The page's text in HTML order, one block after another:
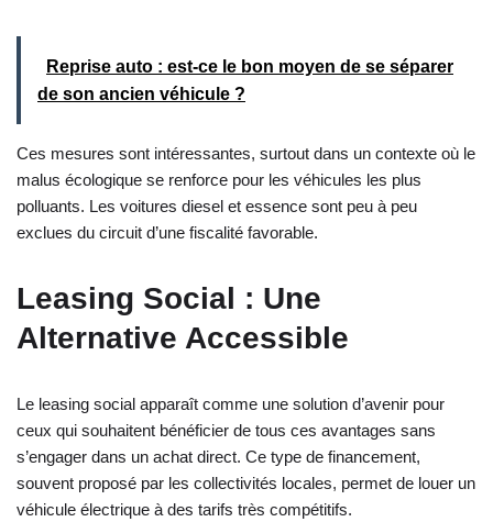
Reprise auto : est-ce le bon moyen de se séparer
de son ancien véhicule ?
Ces mesures sont intéressantes, surtout dans un contexte où le
malus écologique se renforce pour les véhicules les plus
polluants. Les voitures diesel et essence sont peu à peu
exclues du circuit d’une fiscalité favorable.
Leasing Social : Une
Alternative Accessible
Le leasing social apparaît comme une solution d’avenir pour
ceux qui souhaitent bénéficier de tous ces avantages sans
s’engager dans un achat direct. Ce type de financement,
souvent proposé par les collectivités locales, permet de louer un
véhicule électrique à des tarifs très compétitifs.